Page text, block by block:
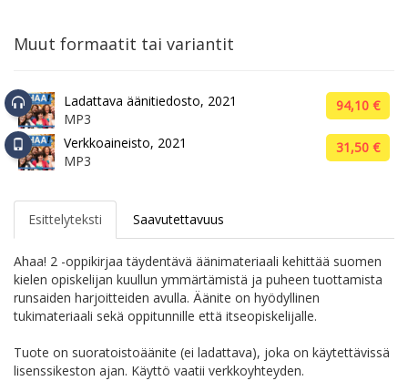
Muut formaatit tai variantit
Ladattava äänitiedosto, 2021
MP3
94,10 €
Verkkoaineisto, 2021
MP3
31,50 €
Esittelyteksti Saavutettavuus
Ahaa! 2 -oppikirjaa täydentävä äänimateriaali kehittää suomen
kielen opiskelijan kuullun ymmärtämistä ja puheen tuottamista
runsaiden harjoitteiden avulla. Äänite on hyödyllinen
tukimateriaali sekä oppitunnille että itseopiskelijalle.
Tuote on suoratoistoäänite (ei ladattava), joka on käytettävissä
lisenssikeston ajan. Käyttö vaatii verkkoyhteyden.